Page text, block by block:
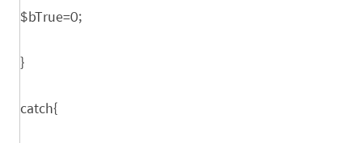
$bTrue=0;
}
catch{